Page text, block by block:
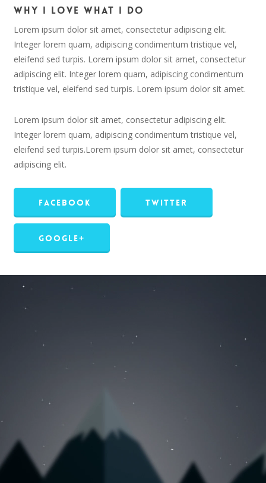
Why I love what I do
Lorem ipsum dolor sit amet, consectetur adipiscing elit.
Integer lorem quam, adipiscing condimentum tristique vel,
eleifend sed turpis. Lorem ipsum dolor sit amet, consectetur
adipiscing elit. Integer lorem quam, adipiscing condimentum
tristique vel, eleifend sed turpis. Lorem ipsum dolor sit amet.
Lorem ipsum dolor sit amet, consectetur adipiscing elit.
Integer lorem quam, adipiscing condimentum tristique vel,
eleifend sed turpis.Lorem ipsum dolor sit amet, consectetur
adipiscing elit.
Facebook Twitter
Google+